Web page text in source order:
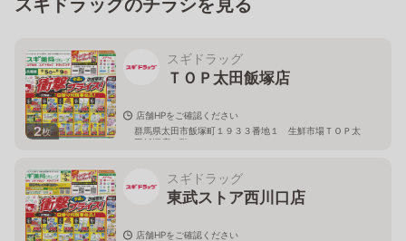
スギドラッグのチラシを見る
2枚
スギドラッグ
ＴＯＰ太田飯塚店
店舗HPをご確認ください
群馬県太田市飯塚町１９３３番地１ 生鮮市場ＴＯＰ太
田飯塚店１階
スギドラッグ
東武ストア西川口店
店舗HPをご確認ください